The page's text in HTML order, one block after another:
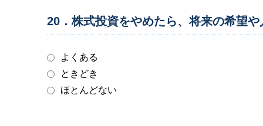
20．株式投資をやめたら、将来の希望
よくある
ときどき
ほとんどない